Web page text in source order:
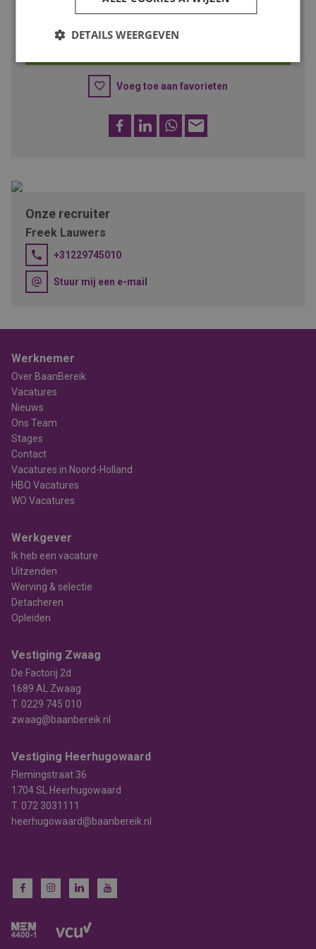
Solliciteer dan snel op deze functie of deel de vacature met
FacebookLinkedInWhatsApp
Voeg toe aan favorieten
Onze recruiter
Freek Lauwers
+31229745010
Stuur mij een e-mail
Werknemer
Over BaanBereik
Vacatures
Nieuws
Ons Team
Stages
Contact
Vacatures in Noord-Holland
HBO Vacatures
WO Vacatures
Werkgever
Ik heb een vacature
Uitzenden
Werving & selectie
Detacheren
Opleiden
Vestiging Zwaag
De Factorij 2d
1689 AL Zwaag
T. 0229 745 010
zwaag@baanbereik.nl
Vestiging Heerhugowaard
Flemingstraat 36
1704 SL Heerhugowaard
T. 072 3031111
heerhugowaard@baanbereik.nl
DETAILS WEERGEVEN